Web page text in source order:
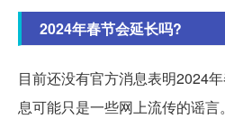
2024年春节会延长吗?
目前还没有官方消息表明2024
息可能只是一些网上流传的谣